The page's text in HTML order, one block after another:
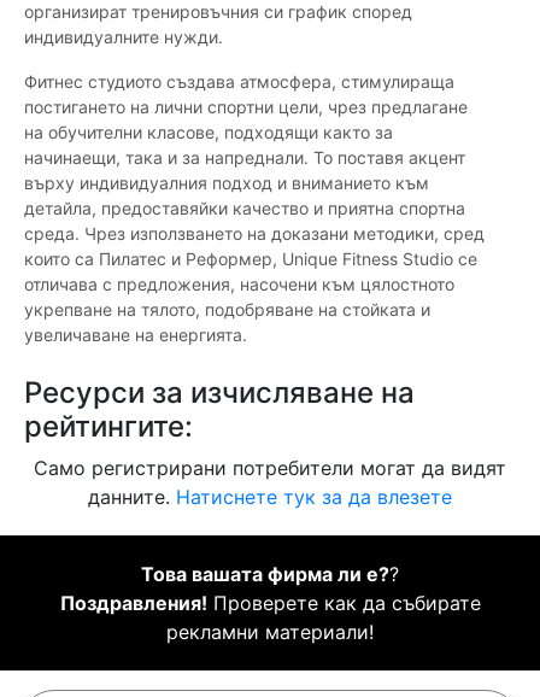
организират тренировъчния си график според
индивидуалните нужди.
Фитнес студиото създава атмосфера, стимулираща
постигането на лични спортни цели, чрез предлагане
на обучителни класове, подходящи както за
начинаещи, така и за напреднали. To поставя акцент
върху индивидуалния подход и вниманието към
детайла, предоставяйки качество и приятна спортна
среда. Чрез използването на доказани методики, сред
които са Пилатес и Реформер, Unique Fitness Studio се
отличава с предложения, насочени към цялостното
укрепване на тялото, подобряване на стойката и
увеличаване на енергията.
Ресурси за изчисляване на
рейтингите:
Само регистрирани потребители могат да видят
данните. Натиснете тук за да влезете
Това вашата фирма ли е??
Поздравления! Проверете как да събирате
рекламни материали!